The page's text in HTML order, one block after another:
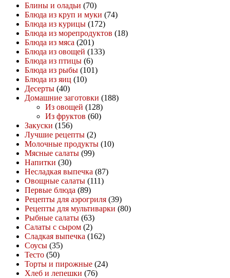
Блины и оладьи (70)
Блюда из круп и муки (74)
Блюда из курицы (172)
Блюда из морепродуктов (18)
Блюда из мяса (201)
Блюда из овощей (133)
Блюда из птицы (6)
Блюда из рыбы (101)
Блюда из яиц (10)
Десерты (40)
Домашние заготовки (188)
Из овощей (128)
Из фруктов (60)
Закуски (156)
Лучшие рецепты (2)
Молочные продукты (10)
Мясные салаты (99)
Напитки (30)
Несладкая выпечка (87)
Овощные салаты (111)
Первые блюда (89)
Рецепты для аэрогриля (39)
Рецепты для мультиварки (80)
Рыбные салаты (63)
Салаты с сыром (2)
Сладкая выпечка (162)
Соусы (35)
Тесто (50)
Торты и пирожные (24)
Хлеб и лепешки (76)